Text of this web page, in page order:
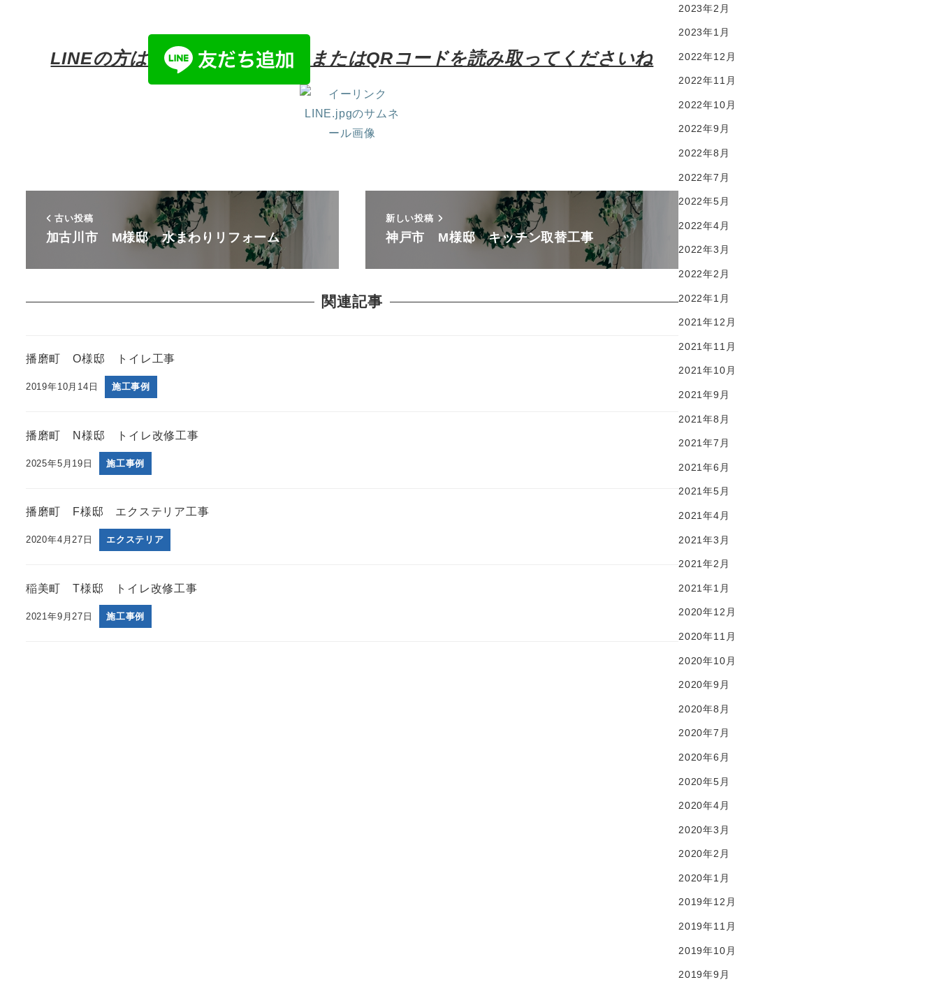
LINEの方は またはQRコードを読み取ってくださいね
古い投稿
加古川市 M様邸 水まわりリフォーム
新しい投稿
神戸市 M様邸 キッチン取替工事
関連記事
播磨町 O様邸 トイレ工事
2019年10月14日 施工事例
播磨町 N様邸 トイレ改修工事
2025年5月19日 施工事例
播磨町 F様邸 エクステリア工事
2020年4月27日 エクステリア
稲美町 T様邸 トイレ改修工事
2021年9月27日 施工事例
2023年2月
2023年1月
2022年12月
2022年11月
2022年10月
2022年9月
2022年8月
2022年7月
2022年5月
2022年4月
2022年3月
2022年2月
2022年1月
2021年12月
2021年11月
2021年10月
2021年9月
2021年8月
2021年7月
2021年6月
2021年5月
2021年4月
2021年3月
2021年2月
2021年1月
2020年12月
2020年11月
2020年10月
2020年9月
2020年8月
2020年7月
2020年6月
2020年5月
2020年4月
2020年3月
2020年2月
2020年1月
2019年12月
2019年11月
2019年10月
2019年9月